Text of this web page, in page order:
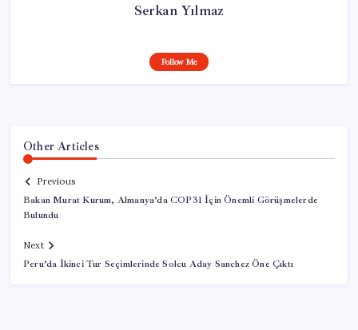
Serkan Yılmaz
Follow Me
Other Articles
Previous
Bakan Murat Kurum, Almanya’da COP31 İçin Önemli Görüşmelerde
Bulundu
Next
Peru’da İkinci Tur Seçimlerinde Solcu Aday Sanchez Öne Çıktı